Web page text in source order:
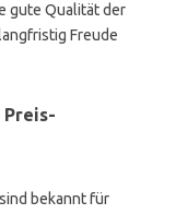
gute Qualität der
Freude
Preis-
sind bekannt für